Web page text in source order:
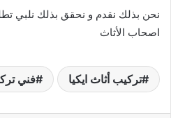
نحن بذلك نقدم و نحقق بذلك نلبي
اصحاب الأثاث
تركيب أثاث ايكيا فني